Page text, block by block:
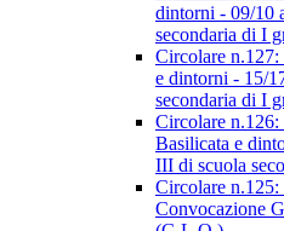
dintorni - 09/10
secondaria di I
Circolare
e dintorni - 15/
secondaria di I
Circolare n.126:
Basilicata e
III di scuola
Circolare n.125:
Convocazione